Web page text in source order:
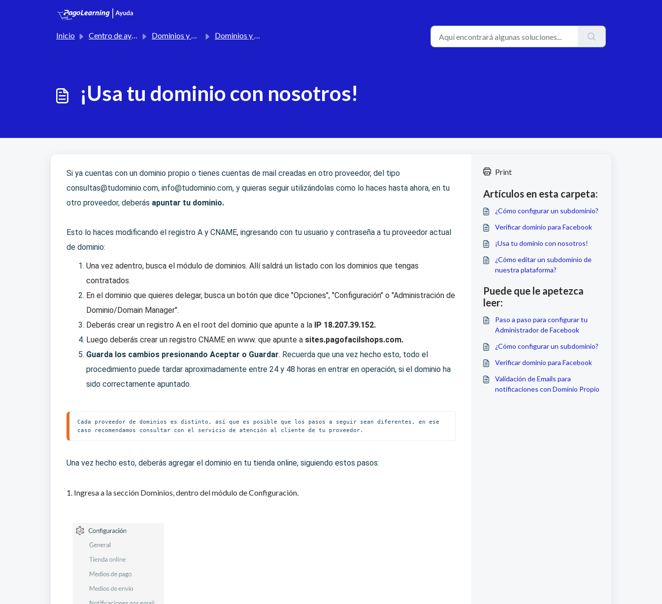
Inicio Centro de ayuda Dominios y Mails Dominios y Mails
¡Usa tu dominio con nosotros!
Si ya cuentas con un dominio propio o tienes cuentas de mail creadas en otro proveedor, del tipo
consultas@tudominio.com, info@tudominio.com, y quieras seguir utilizándolas como lo haces hasta ahora, en tu
otro proveedor, deberás apuntar tu dominio.
Esto lo haces modificando el registro A y CNAME, ingresando con tu usuario y contraseña a tu proveedor actual
de dominio:
Una vez adentro, busca el módulo de dominios. Allí saldrá un listado con los dominios que tengas
contratados.
En el dominio que quieres delegar, busca un botón que dice "Opciones", "Configuración" o "Administración de
Dominio/Domain Manager".
Deberás crear un registro A en el root del dominio que apunte a la IP 18.207.39.152.
Luego deberás crear un registro CNAME en www. que apunte a sites.pagofacilshops.com.
Guarda los cambios presionando Aceptar o Guardar. Recuerda que una vez hecho esto, todo el
procedimiento puede tardar aproximadamente entre 24 y 48 horas en entrar en operación, si el dominio ha
sido correctamente apuntado.
Cada proveedor de dominios es distinto, así que es posible que los pasos a seguir sean diferentes, en ese
caso recomendamos consultar con el servicio de atención al cliente de tu proveedor.
Una vez hecho esto, deberás agregar el dominio en tu tienda online, siguiendo estos pasos:
1. Ingresa a la sección Dominios, dentro del módulo de Configuración.
Print
Artículos en esta carpeta:
¿Cómo configurar un subdominio?
Verificar dominio para Facebook
¡Usa tu dominio con nosotros!
¿Cómo editar un subdominio de
nuestra plataforma?
Puede que le apetezca
leer:
Paso a paso para configurar tu
Administrador de Facebook
¿Cómo configurar un subdominio?
Verificar dominio para Facebook
Validación de Emails para
notificaciones con Dominio Propio